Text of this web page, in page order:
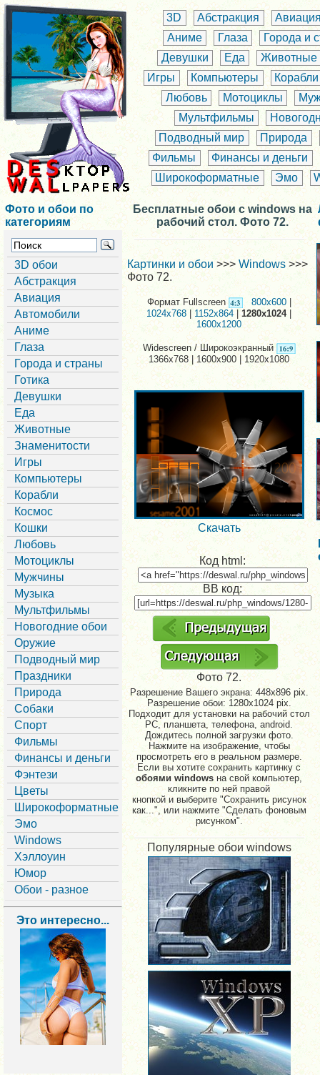
3D Абстракция
Аниме
Глаза
Города и
Девушки
Еда
Животные
Игры
Компьютеры
Корабли
Любовь
Мотоциклы
Мультфильмы
Подводный мир
Природа
Фильмы
Финансы и деньги
Широкоформатные
Эмо
Фото и обои по
категориям
3D обои
Абстракция
Авиация
Автомобили
Аниме
Глаза
Города и страны
Готика
Девушки
Еда
Животные
Знаменитости
Игры
Компьютеры
Корабли
Космос
Кошки
Любовь
Мотоциклы
Мужчины
Музыка
Мультфильмы
Новогодние обои
Оружие
Подводный мир
Праздники
Природа
Собаки
Спорт
Фильмы
Финансы и деньги
Фэнтези
Цветы
Широкоформатные
Эмо
Windows
Хэллоуин
Юмор
Обои - разное
Это интересно...
Бесплатные обои с windows на
рабочий стол. Фото 72.
Картинки и обои >>> Windows >>>
Фото 72.
Формат Fullscreen 800x600
1024x768
1152x864|1280x1024|
1600x1200
Widescreen / Широкоэкранный
1366x768 | 1600x900 | 1920x1080
Скачать
Код html:
BB код:
Фото 72.
Разрешение Вашего экрана: 448x896 pix.
Разрешение обои: 1280x1024 pix.
Подходит для установки на рабочий стол
PC, планшета, телефона, android.
Дождитесь полной загрузки фото.
Нажмите на изображение, чтобы
просмотреть его в реальном размере.
Если вы хотите сохранить картинку с
обоями windowsна свой компьютер,
кликните по ней правой
кнопкой и выберите "Сохранить рисунок
как...", или нажмите "Сделать фоновым
рисунком".
Популярные обои windows